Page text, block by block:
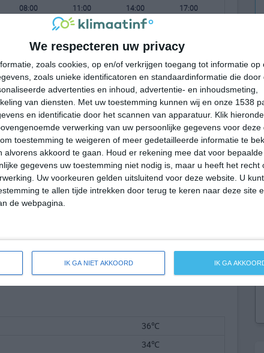
We respecteren uw privacy
zoals cookies, op en/of verkrijgen toegang tot informatie op
zoals unieke identificatoren en standaardinformatie die door
advertenties en inhoud, advertentie- en inhoudsmeting,
van diensten.
Met uw toestemming kunnen wij en onze 1538
en identificatie door het scannen van apparatuur. Klik
verwerking van uw persoonlijke gegevens voor deze
toestemming te weigeren of meer gedetailleerde informatie te
akkoord te gaan.
Houd er rekening mee dat voor bepaalde
gegevens uw toestemming niet nodig is, maar u heeft het recht
Uw voorkeuren gelden uitsluitend voor deze website. U
te allen tijde intrekken door terug te keren naar deze site
de webpagina.
IK GA NIET AKKOORD IK GA
08:00 11:00 14:00 17:00
ZW 3 ZW 2
11:00
36℃
34℃